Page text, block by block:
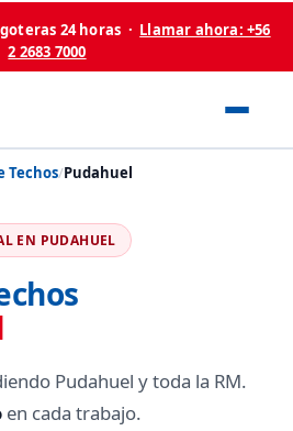
24 horas · Llamar ahora: +56
2 2683 7000
Techos/Pudahuel
EN PUDAHUEL
Pudahuel y toda la RM.
en cada trabajo.